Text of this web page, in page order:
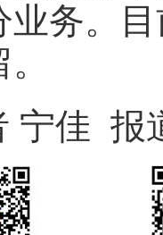
业务。
宁佳 报